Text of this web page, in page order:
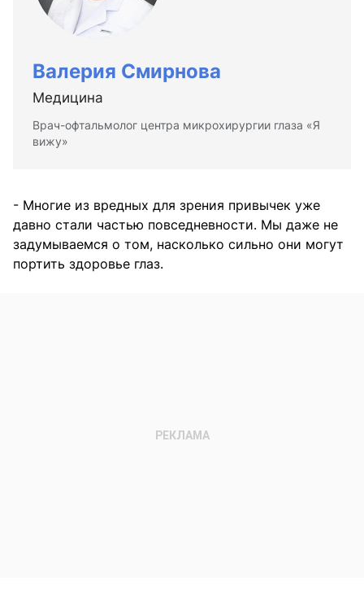
Валерия Смирнова
Медицина
Врач-офтальмолог центра микрохирургии глаза «Я
вижу»
- Многие из вредных для зрения привычек уже
давно стали частью повседневности. Мы даже не
задумываемся о том, насколько сильно они могут
портить здоровье глаз.